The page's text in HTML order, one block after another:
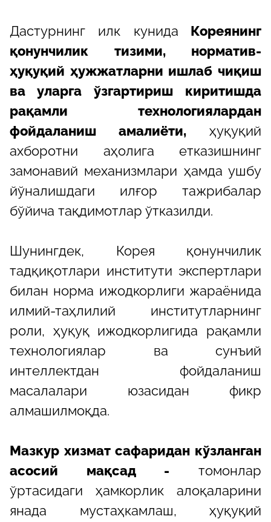
Дастурнинг илк кунида Кореянинг
қонунчилик тизими, норматив-
ҳуқуқий ҳужжатларни ишлаб чиқиш
ва уларга ўзгартириш киритишда
рақамли технологиялардан
фойдаланиш амалиёти, ҳуқуқий
ахборотни аҳолига етказишнинг
замонавий механизмлари ҳамда ушбу
йўналишдаги илғор тажрибалар
бўйича тақдимотлар ўтказилди.
Шунингдек, Корея қонунчилик
тадқиқотлари институти экспертлари
билан норма ижодкорлиги жараёнида
илмий-таҳлилий институтларнинг
роли, ҳуқуқ ижодкорлигида рақамли
технологиялар ва сунъий
интеллектдан фойдаланиш
масалалари юзасидан фикр
алмашилмоқда.
Мазкур хизмат сафаридан кўзланган
асосий мақсад - томонлар
ўртасидаги ҳамкорлик алоқаларини
янада мустаҳкамлаш, ҳуқуқий